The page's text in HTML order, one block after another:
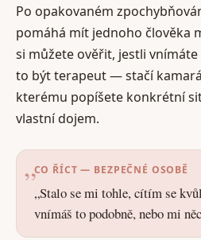
Po opakovaném
pomáhá mít jednoho člověka
si můžete ověřit, jestli
to být terapeut — stačí
kterému popíšete konkrétní
vlastní dojem.
CO ŘÍCT — BEZPEČNÉ OSOBĚ
„Stalo se mi tohle, cítím se
vnímáš to podobně, nebo mi